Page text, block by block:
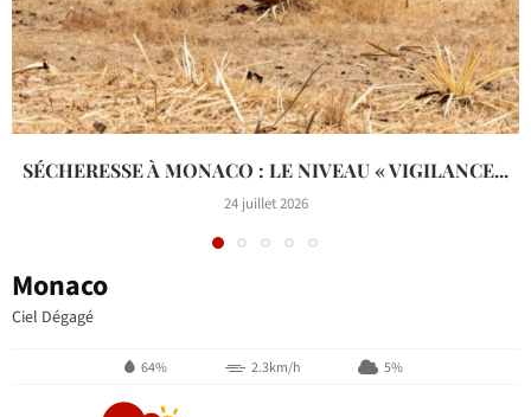
SÉCHERESSE À MONACO : LE NIVEAU « VIGILANCE...
24 juillet 2026
Monaco
Ciel Dégagé
64% 2.3km/h 5%